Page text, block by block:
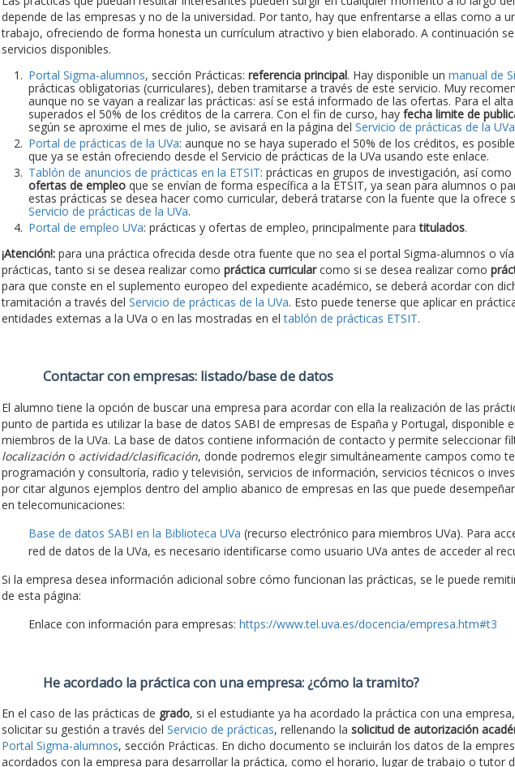
depende de las empresas y no de la universidad. Por tanto, hay que enfrentarse a ellas como a
trabajo, ofreciendo de forma honesta un currículum atractivo y bien elaborado. A continuación
servicios disponibles.
Portal Sigma-alumnos, sección Prácticas: referencia principal. Hay disponible un manual de
prácticas obligatorias (curriculares), deben tramitarse a través de este servicio. Muy
aunque no se vayan a realizar las prácticas: así se está informado de las ofertas. Para el
superados el 50% de los créditos de la carrera. Con el fin de curso, hay fecha limite de
según se aproxime el mes de julio, se avisará en la página del Servicio de prácticas de la UVa
Portal de prácticas de la UVa: aunque no se haya superado el 50% de los créditos, es
que ya se están ofreciendo desde el Servicio de prácticas de la UVa usando este enlace.
Tablón de anuncios de prácticas en la ETSIT: prácticas en grupos de investigación, así como
ofertas de empleoque se envían de forma específica a la ETSIT, ya sean para alumnos o
estas prácticas se desea hacer como curricular, deberá tratarse con la fuente que la ofrece
Servicio de prácticas de la UVa.
Portal de empleo UVa: prácticas y ofertas de empleo, principalmente paratitulados.
¡Atención!:para una práctica ofrecida desde otra fuente que no sea el portal Sigma-alumnos o vía
prácticas, tanto si se desea realizar como práctica curricularcomo si se desea realizar como
para que conste en el suplemento europeo del expediente académico, se deberá acordar con
tramitación a través del Servicio de prácticas de la UVa. Esto puede tenerse que aplicar en
entidades externas a la UVa o en las mostradas en eltablón de prácticas ETSIT.
Contactar con empresas: listado/base de datos
El alumno tiene la opción de buscar una empresa para acordar con ella la realización de las
punto de partida es utilizar la base de datos SABI de empresas de España y Portugal, disponible
miembros de la UVa. La base de datos contiene información de contacto y permite seleccionar
localizacióno actividad/clasificación, donde podremos elegir simultáneamente campos como
programación y consultoría, radio y televisión, servicios de información, servicios técnicos o
por citar algunos ejemplos dentro del amplio abanico de empresas en las que puede
en telecomunicaciones:
Base de datos SABI en la Biblioteca UVa (recurso electrónico para miembros UVa). Para
red de datos de la UVa, es necesario identificarse como usuario UVa antes de acceder al
Si la empresa desea información adicional sobre cómo funcionan las prácticas, se le puede
de esta página:
Enlace con información para empresas: https://www.tel.uva.es/docencia/empresa.htm#t3
He acordado la práctica con una empresa: ¿cómo la tramito?
En el caso de las prácticas de grado, si el estudiante ya ha acordado la práctica con una
solicitar su gestión a través del Servicio de prácticas, rellenando la solicitud de autorización
Portal Sigma-alumnos, sección Prácticas. En dicho documento se incluirán los datos de la
acordados con la empresa para desarrollar la práctica, como el horario, lugar de trabajo o tutor